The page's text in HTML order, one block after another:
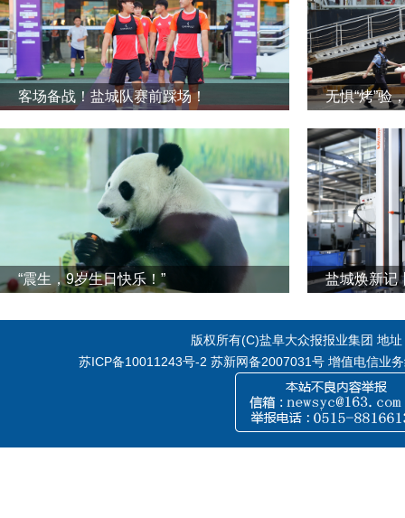
客场备战！盐城队赛前踩场！ 无惧“烤”验
“震生，9岁生日快乐！”
版权所有(C)盐阜大众报报业集团 地
苏ICP备10011243号-2 苏新网备2007031号 增值电信业